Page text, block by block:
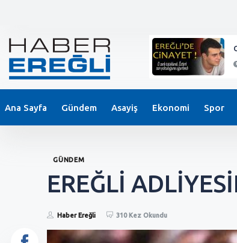
KEPEZ'DE BIÇAKLI SALDIRI !
26 Ağustos 2024 - 21:11
Ana Sayfa Gündem Asayiş Ekonomi Spor
GÜNDEM
EREĞLİ
Haber Ereğli 310 Kez Okundu